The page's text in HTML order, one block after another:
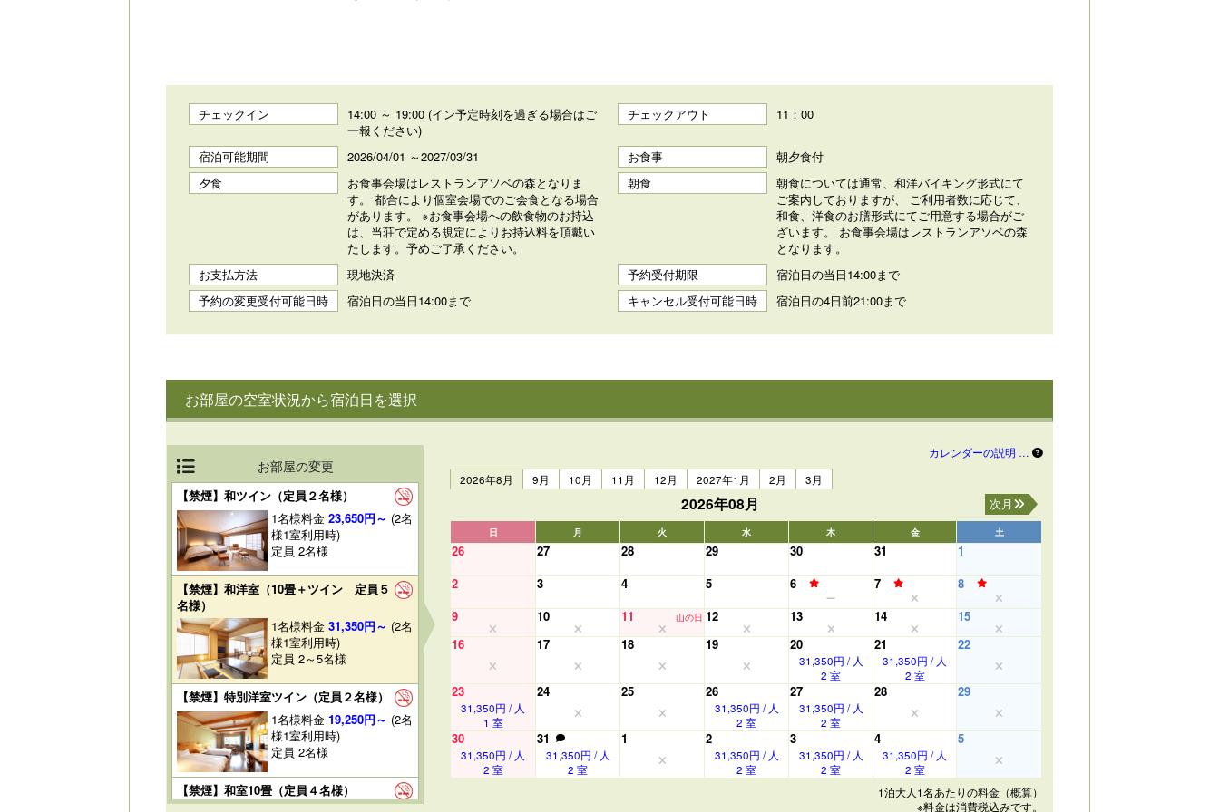
チェックイン
14:00 ～ 19:00 (イン予定時刻を過ぎる場合はご
一報ください)
チェックアウト 11：00
宿泊可能期間 2026/04/01 ～2027/03/31 お食事
朝夕食付
夕食
お食事会場はレストランアソベの森となりま
す。 都合により個室会場でのご会食となる場合
があります。 ※お食事会場への飲食物のお持込
は、当荘で定める規定によりお持込料を頂戴い
たします。予めご了承ください。
朝食
朝食については通常、和洋バイキング形式にて
ご案内しておりますが、 ご利用者数に応じて、
和食、洋食のお膳形式にてご用意する場合がご
ざいます。 お食事会場はレストランアソベの森
となります。
お支払方法
現地決済 予約受付期限
宿泊日の当日14:00まで
予約の変更受付可能日時
宿泊日の当日14:00まで キャンセル受付可能日時 宿泊日の4日前21:00まで
お部屋の空室状況から宿泊日を選択
お部屋の変更
【禁煙】和ツイン（定員２名様）
1名様料金23,650円～ (2名
様1室利用時)
定員 2名様
【禁煙】和洋室（10畳＋ツイン 定員５
名様）
1名様料金31,350円～ (2名
様1室利用時)
定員 2～5名様
【禁煙】特別洋室ツイン（定員２名様）
1名様料金19,250円～ (2名
様1室利用時)
定員 2名様
【禁煙】和室10畳（定員４名様）
カレンダーの説明 …
2026年8月
9月 10月 11月 12月 2027年1月 2月 3月
2026年08月 次月
日 月 火 水 木 金 土
26 27 28 29 30 31
1
2
3 4 5 6 7
8
9
10 11 山の日 12 13 14
15
16
17 18 19 20
31,350円 / 人
2 室
21
31,350円 / 人
2 室
22
23
31,350円 / 人
1 室
24 25 26
31,350円 / 人
2 室
27
31,350円 / 人
2 室
28 29
30
31,350円 / 人
2 室
31
31,350円 / 人
2 室
1 2
31,350円 / 人
2 室
3
31,350円 / 人
2 室
4
31,350円 / 人
2 室
5
1泊大人1名あたりの料金（概算）
※料金は消費税込みです。